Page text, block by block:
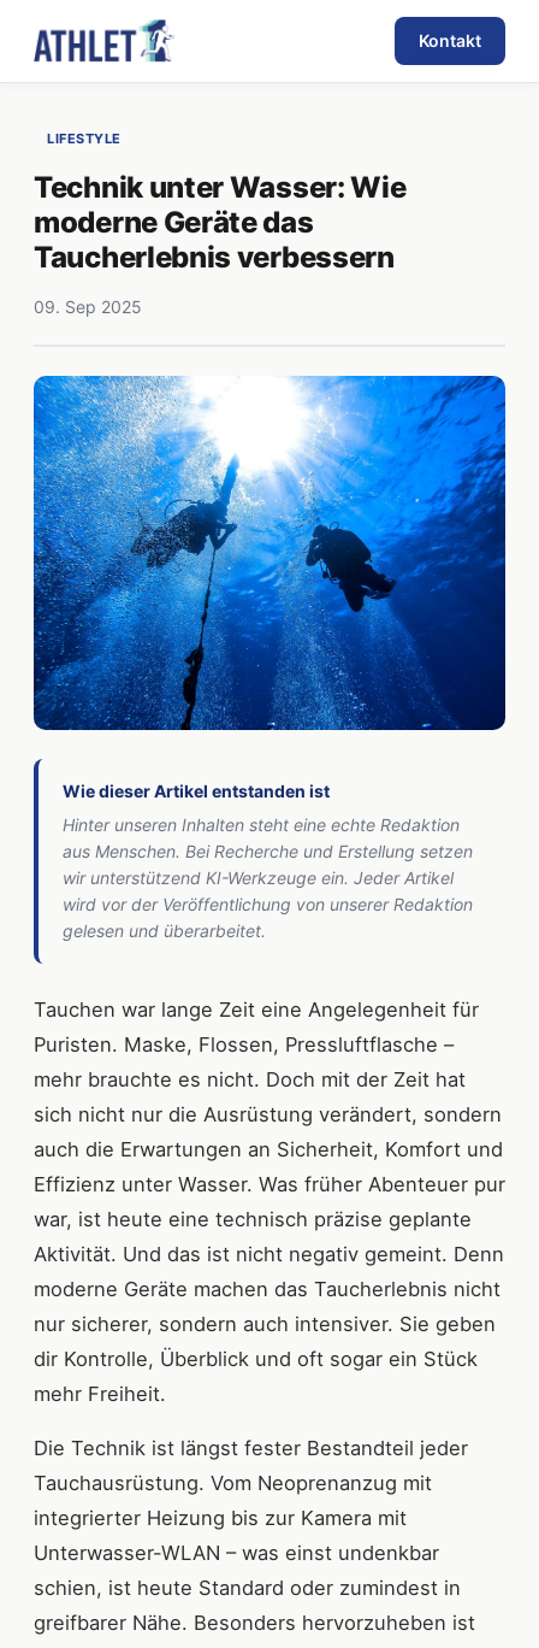
Kontakt
LIFESTYLE
Technik unter Wasser: Wie
moderne Geräte das
Taucherlebnis verbessern
09. Sep 2025
Wie dieser Artikel entstanden ist
Hinter unseren Inhalten steht eine echte Redaktion
aus Menschen. Bei Recherche und Erstellung setzen
wir unterstützend KI-Werkzeuge ein. Jeder Artikel
wird vor der Veröffentlichung von unserer Redaktion
gelesen und überarbeitet.
Tauchen war lange Zeit eine Angelegenheit für
Puristen. Maske, Flossen, Pressluftflasche –
mehr brauchte es nicht. Doch mit der Zeit hat
sich nicht nur die Ausrüstung verändert, sondern
auch die Erwartungen an Sicherheit, Komfort und
Effizienz unter Wasser. Was früher Abenteuer pur
war, ist heute eine technisch präzise geplante
Aktivität. Und das ist nicht negativ gemeint. Denn
moderne Geräte machen das Taucherlebnis nicht
nur sicherer, sondern auch intensiver. Sie geben
dir Kontrolle, Überblick und oft sogar ein Stück
mehr Freiheit.
Die Technik ist längst fester Bestandteil jeder
Tauchausrüstung. Vom Neoprenanzug mit
integrierter Heizung bis zur Kamera mit
Unterwasser-WLAN – was einst undenkbar
schien, ist heute Standard oder zumindest in
greifbarer Nähe. Besonders hervorzuheben ist